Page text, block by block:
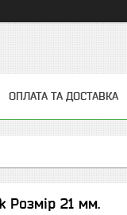
ОПЛАТА ТА ДОСТАВКА
Розмір 21 мм.